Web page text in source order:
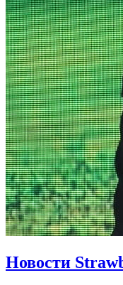
Новости